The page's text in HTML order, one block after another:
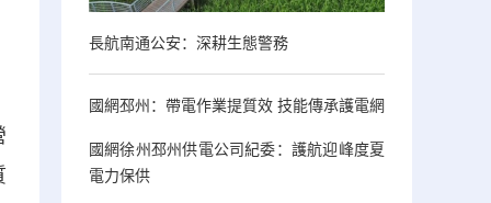
長航南通公安：深耕生態警務
國網邳州：帶電作業提質效 技能傳承護電網
國網徐州邳州供電公司紀委：護航迎峰度夏
電力保供